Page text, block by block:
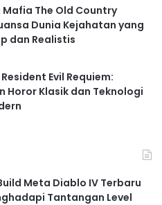
Mafia The Old Country
Dunia Kejahatan yang
dan Realistis
Evil Requiem:
Horor Klasik dan Teknologi
Meta Diablo IV Terbaru
Tantangan Level